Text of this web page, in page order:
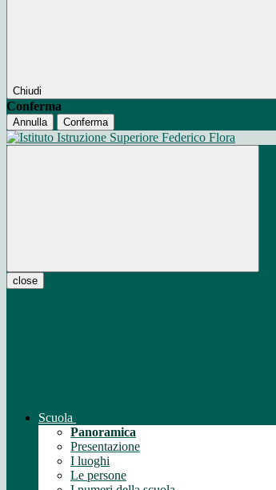
Chiudi
Conferma
Annulla Conferma
close
Scuola
Panoramica
Presentazione
I luoghi
Le persone